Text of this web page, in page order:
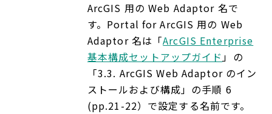
ArcGIS 用の Web Adaptor 名で
す。Portal for ArcGIS 用の Web
Adaptor 名は「ArcGIS Enterprise
基本構成セットアップガイド」の
「3.3. ArcGIS Web Adaptor のイン
ストールおよび構成」の手順 6
(pp.21-22）で設定する名前です。